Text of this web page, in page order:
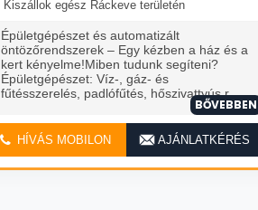
Kiszállok egész Ráckeve területén
Épületgépészet és automatizált
öntözőrendszerek – Egy kézben a ház és a
kert kényelme!Miben tudunk segíteni?
Épületgépészet: Víz-, gáz- és
fűtésszerelés, padlófűtés, hőszivattyús r...
BŐVEBBEN
HÍVÁS MOBILON AJÁNLATKÉRÉS